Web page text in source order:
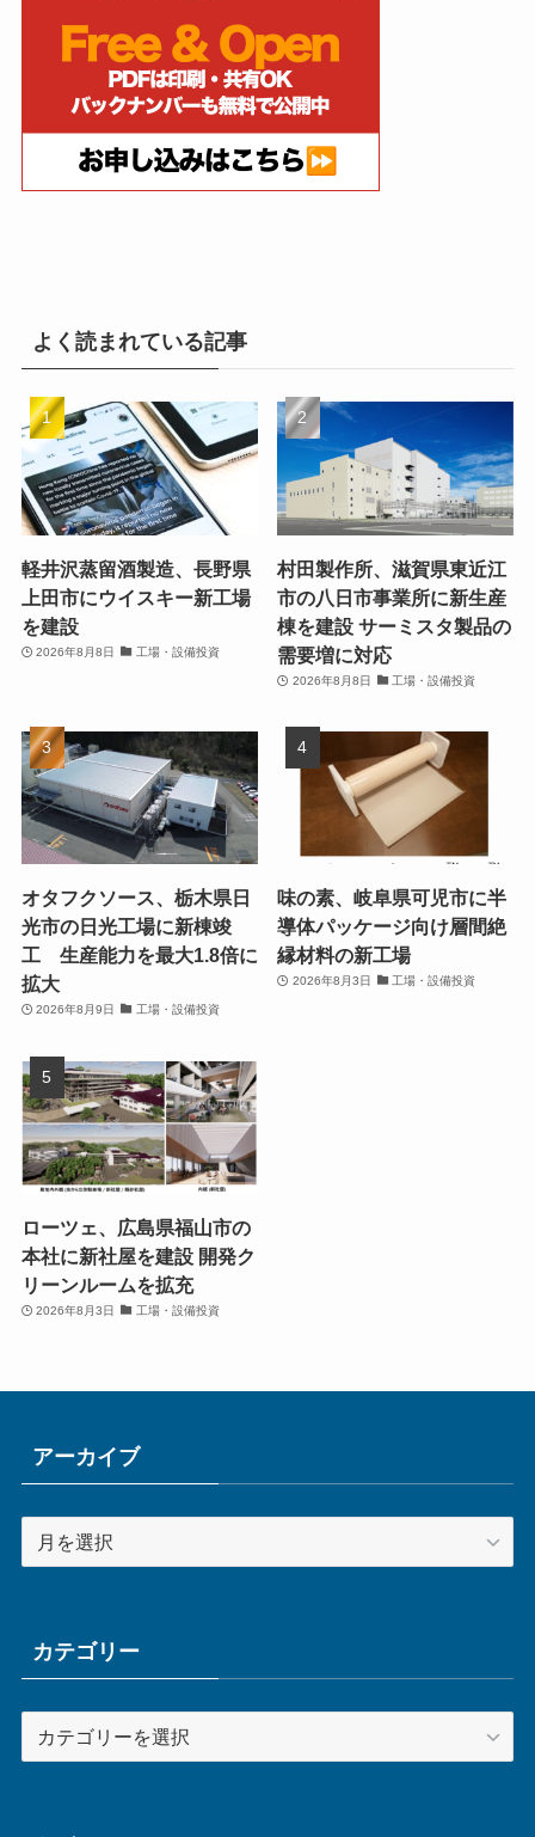
よく読まれている記事
軽井沢蒸留酒製造、長野県
上田市にウイスキー新工場
を建設
2026年8月8日 工場・設備投資
村田製作所、滋賀県東近江
市の八日市事業所に新生産
棟を建設 サーミスタ製品の
需要増に対応
2026年8月8日 工場・設備投資
オタフクソース、栃木県日
光市の日光工場に新棟竣
工 生産能力を最大1.8倍に
拡大
2026年8月9日 工場・設備投資
味の素、岐阜県可児市に半
導体パッケージ向け層間絶
縁材料の新工場
2026年8月3日 工場・設備投資
ローツェ、広島県福山市の
本社に新社屋を建設 開発ク
リーンルームを拡充
2026年8月3日 工場・設備投資
アーカイブ
ー
ブカテゴリー
テ